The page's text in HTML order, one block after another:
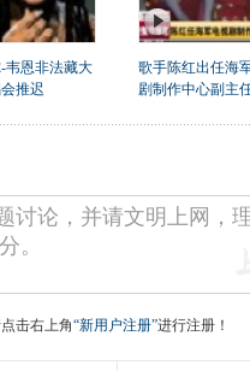
韦恩非法藏大
推迟
歌手陈红出任海
剧制作中心副主
击右上角“新用户注册”进行注册！